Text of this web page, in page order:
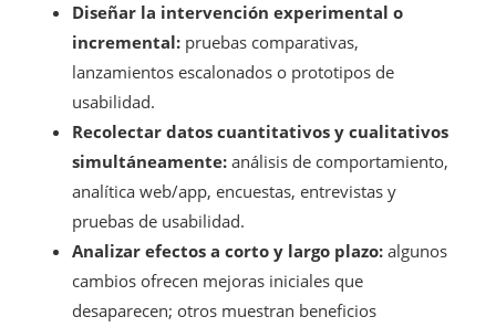
Diseñar la intervención experimental o
incremental: pruebas comparativas,
lanzamientos escalonados o prototipos de
usabilidad.
Recolectar datos cuantitativos y cualitativos
simultáneamente: análisis de comportamiento,
analítica web/app, encuestas, entrevistas y
pruebas de usabilidad.
Analizar efectos a corto y largo plazo: algunos
cambios ofrecen mejoras iniciales que
desaparecen; otros muestran beneficios